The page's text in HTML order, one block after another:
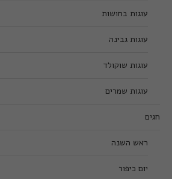
עוגות בחושות
עוגות גבינה
עוגות שוקולד
עוגות שמרים
חגים
ראש השנה
יום כיפור